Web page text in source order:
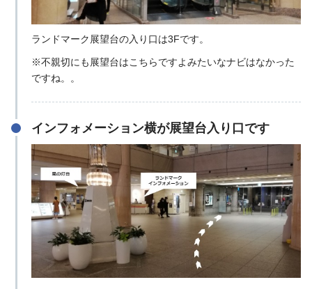
ランドマーク展望台の入り口は3Fです。
※不親切にも展望台はこちらですよみたいなナビはなかった
ですね。。
インフォメーション横が展望台入り口です